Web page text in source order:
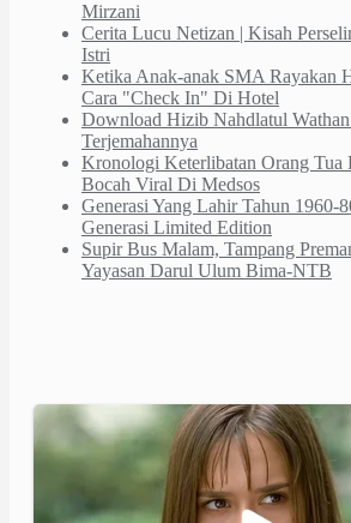
Mirzani
Cerita Lucu Netizan | Kisah
Istri
Ketika Anak-anak SMA Rayakan
Cara "Check In" Di Hotel
Download Hizib Nahdlatul Wathan
Terjemahannya
Kronologi Keterlibatan Orang Tua
Bocah Viral Di Medsos
Generasi Yang Lahir Tahun 1960-
Generasi Limited Edition
Supir Bus Malam, Tampang
Yayasan Darul Ulum Bima-NTB